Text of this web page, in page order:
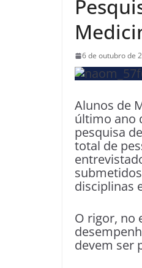
6 de outubro de
Alunos de
último ano
pesquisa
total de
disciplinas
O rigor, no
devem ser